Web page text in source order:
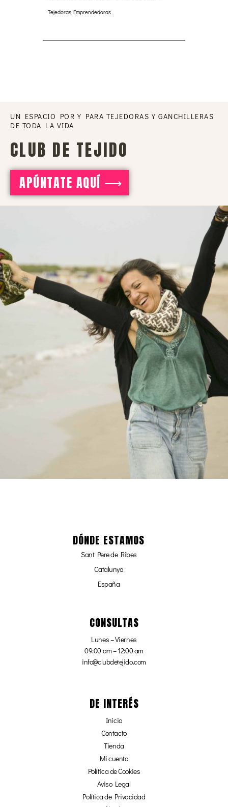
Tejedoras Emprendedoras
UN ESPACIO POR Y PARA TEJEDORAS Y GANCHILLERAS
DE TODA LA VIDA
CLUB DE TEJIDO
APÚNTATE AQUÍ ⟶
DÓNDE ESTAMOS
Sant Pere de Ribes
Catalunya
España
CONSULTAS
Lunes – Viernes
09:00 am – 12:00 am
info@clubdetejido.com
DE INTERÉS
Inicio
Contacto
Tienda
Mi cuenta
Política de Cookies
Aviso Legal
Política de Privacidad